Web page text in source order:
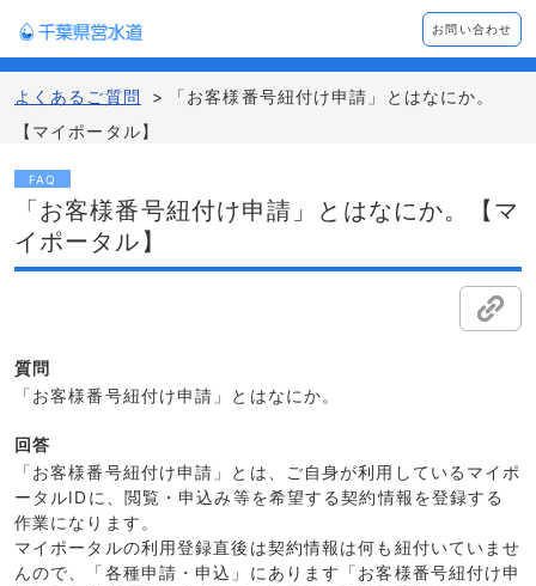
お問い合わせ
よくあるご質問 >
「お客様番号紐付け申請」とはなにか。
【マイポータル】
FAQ
「お客様番号紐付け申請」とはなにか。【マ
イポータル】
質問
「お客様番号紐付け申請」とはなにか。
回答
「お客様番号紐付け申請」とは、ご自身が利用しているマイポ
ータルIDに、閲覧・申込み等を希望する契約情報を登録する
作業になります。
マイポータルの利用登録直後は契約情報は何も紐付いていませ
んので、「各種申請・申込」にあります「お客様番号紐付け申